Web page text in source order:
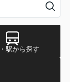
駅から探す